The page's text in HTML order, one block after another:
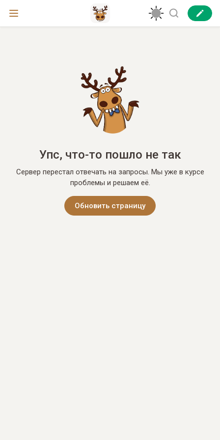
Упс, что-то пошло не так
Сервер перестал отвечать на запросы. Мы уже в курсе
проблемы и решаем её.
Обновить страницу